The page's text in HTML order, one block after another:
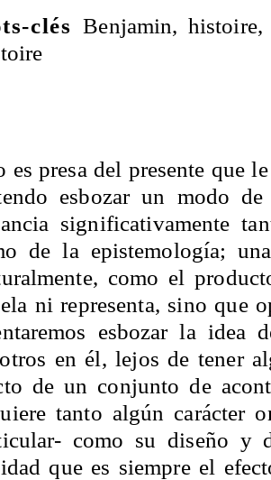
clésBenjamin,
es presa del presente que
esbozar un modo
significativamente
de la epistemología;
como el
ni representa, sino
esbozar la idea
en él, lejos de tener
de un conjunto de
tanto algún carácter
como su diseño y
que es siempre el